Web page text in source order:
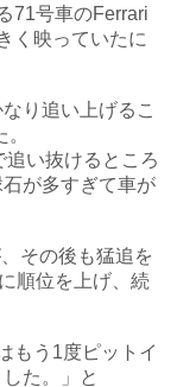
71号車のFerrari
く映っていたに
り追い上げるこ
追い抜けるところ
が多すぎて車が
その後も猛追を
順位を上げ、続
もう1度ピットイ
た。」と